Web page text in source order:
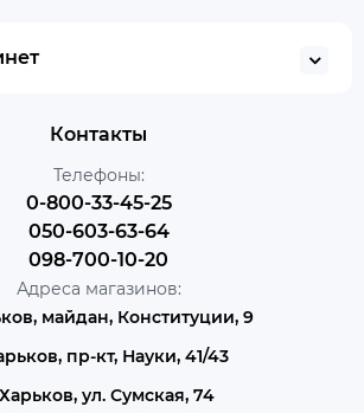
Контакты
Телефоны:
0-800-33-45-25
050-603-63-64
098-700-10-20
Адреса магазинов:
майдан, Конституции, 9
пр-кт, Науки, 41/43
Харьков, ул. Сумская, 74